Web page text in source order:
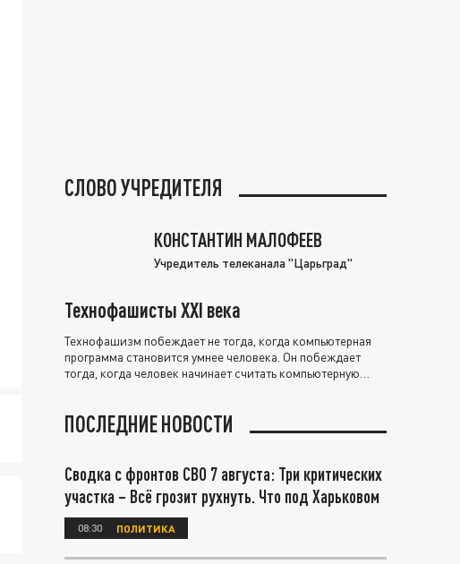
СЛОВО УЧРЕДИТЕЛЯ
КОНСТАНТИН МАЛОФЕЕВ
Учредитель телеканала "Царьград"
Технофашисты XXI века
Технофашизм побеждает не тогда, когда компьютерная
программа становится умнее человека. Он побеждает
тогда, когда человек начинает считать компьютерную
ПОСЛЕДНИЕ НОВОСТИ
Сводка с фронтов СВО 7 августа: Три критических
участка – Всё грозит рухнуть. Что под Харьковом
08:30 ПОЛИТИКА